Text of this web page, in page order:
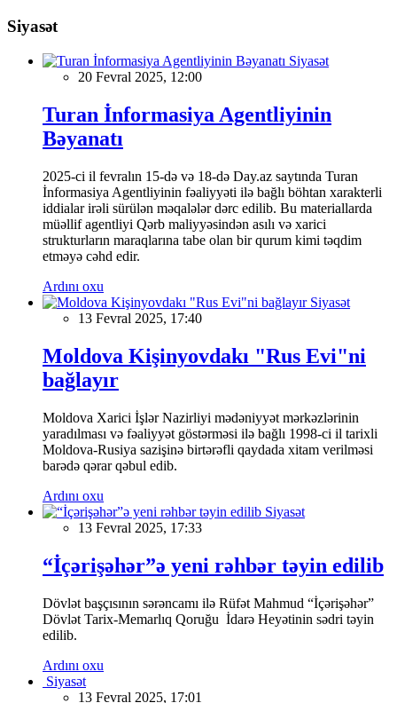
Siyasət
Siyasət
20 Fevral 2025, 12:00
Turan İnformasiya Agentliyinin
Bəyanatı
2025-ci il fevralın 15-də və 18-də Day.az saytında Turan
İnformasiya Agentliyinin fəaliyyəti ilə bağlı böhtan xarakterli
iddialar irəli sürülən məqalələr dərc edilib. Bu materiallarda
müəllif agentliyi Qərb maliyyəsindən asılı və xarici
strukturların maraqlarına tabe olan bir qurum kimi təqdim
etməyə cəhd edir.
Ardını oxu
Siyasət
13 Fevral 2025, 17:40
Moldova Kişinyovdakı "Rus Evi"ni
bağlayır
Moldova Xarici İşlər Nazirliyi mədəniyyət mərkəzlərinin
yaradılması və fəaliyyət göstərməsi ilə bağlı 1998-ci il tarixli
Moldova-Rusiya sazişinə birtərəfli qaydada xitam verilməsi
barədə qərar qəbul edib.
Ardını oxu
Siyasət
13 Fevral 2025, 17:33
“İçərişəhər”ə yeni rəhbər təyin edilib
Dövlət başçısının sərəncamı ilə Rüfət Mahmud “İçərişəhər”
Dövlət Tarix-Memarlıq Qoruğu İdarə Heyətinin sədri təyin
edilib.
Ardını oxu
Siyasət
13 Fevral 2025, 17:01